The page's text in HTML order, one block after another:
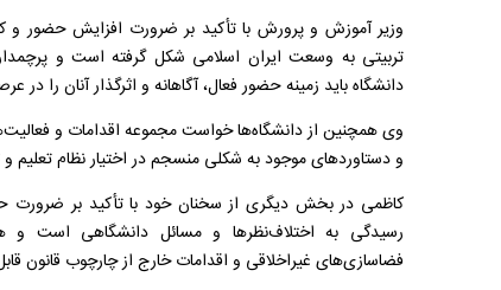
وزیر آموزش و پرورش با تأکید بر ضرورت افزایش حضور و
تربیتی به وسعت ایران اسلامی شکل گرفته است و
دانشگاه باید زمینه حضور فعال، آگاهانه و اثرگذار آنان را
وی همچنین از دانشگاه‌ها خواست مجموعه اقدامات و
و دستاوردهای موجود به شکلی منسجم در اختیار نظام تعلیم و
کاظمی در بخش دیگری از سخنان خود با تأکید بر ضرورت
رسیدگی به اختلاف‌نظرها و مسائل دانشگاهی است و
فضاسازی‌های غیراخلاقی و اقدامات خارج از چارچوب قانون